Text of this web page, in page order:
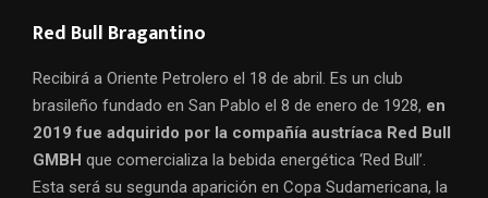
Red Bull Bragantino
Recibirá a Oriente Petrolero el 18 de abril. Es un club
brasileño fundado en San Pablo el 8 de enero de 1928, en
2019 fue adquirido por la compañía austríaca Red Bull
GMBH que comercializa la bebida energética ‘Red Bull’.
Esta será su segunda aparición en Copa Sudamericana, la